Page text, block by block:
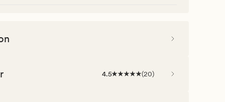
4.5 (20)